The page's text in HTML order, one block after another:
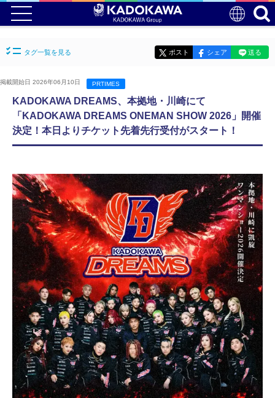
タグ一覧を見る ポスト シェア 送る
掲載開始日 2026年06月10日 PRTIMES
KADOKAWA DREAMS、本拠地・川崎にて
「KADOKAWA DREAMS ONEMAN SHOW 2026」開催
決定！本日よりチケット先着先行受付がスタート！